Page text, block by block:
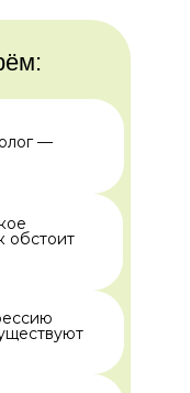
—
обстоит